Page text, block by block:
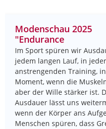
Modenschau 2025
"Endurance
Im Sport spüren wir
jedem langen Lauf, in
anstrengenden Training,
Moment, wenn die
aber der Wille stärker ist.
Ausdauer lässt uns
wenn der Körper ans
Menschen spüren, dass